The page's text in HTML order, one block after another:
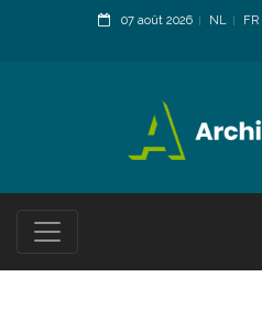
07 août 2026 NL FR